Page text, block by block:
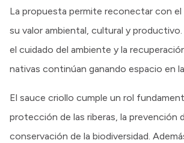
La propuesta permite reconectar con
su valor ambiental, cultural y
el cuidado del ambiente y la
nativas continúan ganando espacio en
El sauce criollo cumple un rol
protección de las riberas, la prevención
conservación de la biodiversidad.